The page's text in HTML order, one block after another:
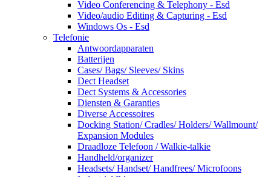
Video Conferencing & Telephony - Esd
Video/audio Editing & Capturing - Esd
Windows Os - Esd
Telefonie
Antwoordapparaten
Batterijen
Cases/ Bags/ Sleeves/ Skins
Dect Headset
Dect Systems & Accessories
Diensten & Garanties
Diverse Accessoires
Docking Station/ Cradles/ Holders/ Wallmount/
Expansion Modules
Draadloze Telefoon / Walkie-talkie
Handheld/organizer
Headsets/ Handset/ Handfrees/ Microfoons